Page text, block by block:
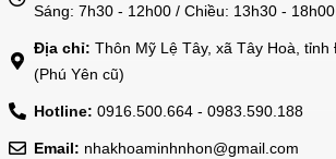
Sáng: 7h30 - 12h00 / Chiều: 13h30 - 18h00
Địa chỉ: Thôn Mỹ Lệ Tây, xã Tây Hoà, tỉnh
(Phú Yên cũ)
Hotline: 0916.500.664 - 0983.590.188
Email: nhakhoaminhnhon@gmail.com